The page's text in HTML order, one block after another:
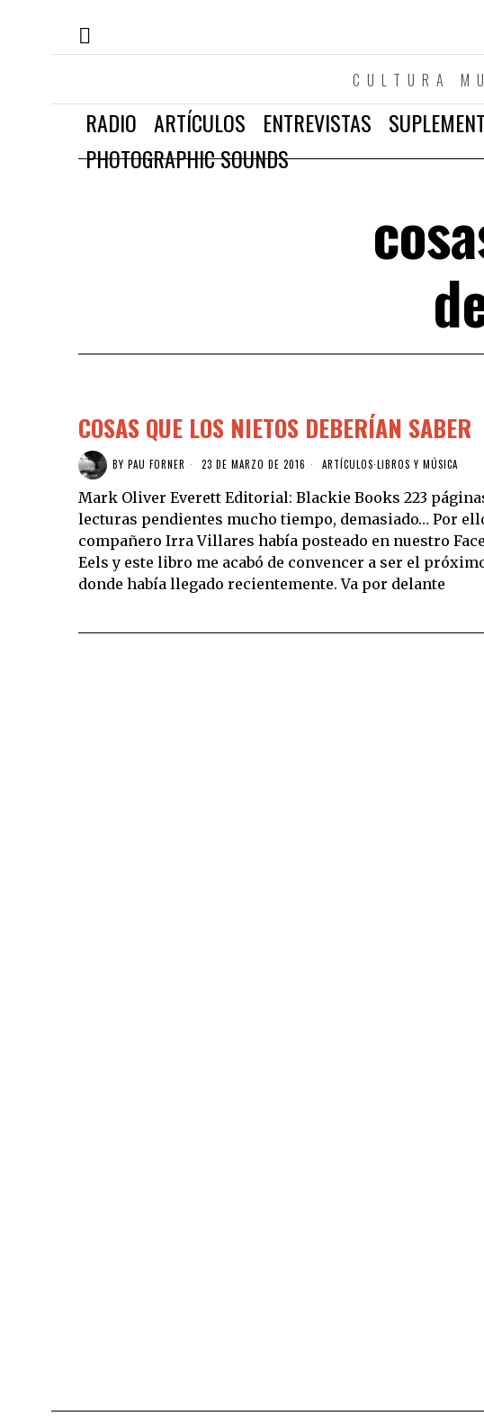
CULTURA
RADIO ARTÍCULOS ENTREVISTAS
PHOTOGRAPHIC SOUNDS
COSAS QUE LOS NIETOS DEBERÍAN SABER
BY PAU FORNER 23 DE MARZO DE 2016 ARTÍCULOS·LIBROS Y MÚSICA
Mark Oliver Everett Editorial: Blackie Books 223
lecturas pendientes mucho tiempo, demasiado… Por
compañero Irra Villares había posteado en nuestro
Eels y este libro me acabó de convencer a ser el
donde había llegado recientemente. Va por delante